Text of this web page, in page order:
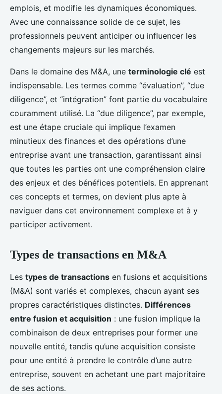
emplois, et modifie les dynamiques économiques.
Avec une connaissance solide de ce sujet, les
professionnels peuvent anticiper ou influencer les
changements majeurs sur les marchés.
Dans le domaine des M&A, une terminologie clé est
indispensable. Les termes comme “évaluation”, “due
diligence”, et “intégration” font partie du vocabulaire
couramment utilisé. La “due diligence”, par exemple,
est une étape cruciale qui implique l’examen
minutieux des finances et des opérations d’une
entreprise avant une transaction, garantissant ainsi
que toutes les parties ont une compréhension claire
des enjeux et des bénéfices potentiels. En apprenant
ces concepts et termes, on devient plus apte à
naviguer dans cet environnement complexe et à y
participer activement.
Types de transactions en M&A
Les types de transactions en fusions et acquisitions
(M&A) sont variés et complexes, chacun ayant ses
propres caractéristiques distinctes. Différences
entre fusion et acquisition : une fusion implique la
combinaison de deux entreprises pour former une
nouvelle entité, tandis qu’une acquisition consiste
pour une entité à prendre le contrôle d’une autre
entreprise, souvent en achetant une part majoritaire
de ses actions.